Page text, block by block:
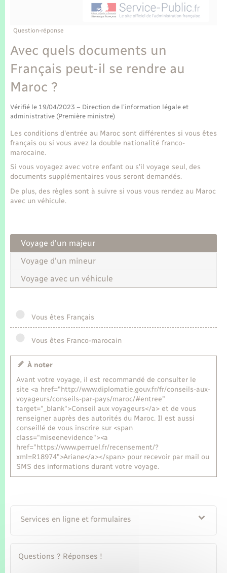
Etat-civil - Papiers - Citoyenneté
Mariage – PACS
Parrainage civil
Recensement
Logement - Urbanisme
Loisirs
Nouvel habitant
Numérique
Organisation d’événement
Sécurité - Prévention
Transports
Voirie et espace public
Travaux - Autorisation d’occupation de l’espace
Compétences
Plan interactif
Présentation de la commune
Publications
La Communauté de communes
Question-réponse
Avec quels documents un
Français peut-il se rendre au
Maroc ?
Vérifié le 19/04/2023 – Direction de l'information légale et
administrative (Première ministre)
Les conditions d'entrée au Maroc sont différentes si vous êtes
français ou si vous avez la double nationalité franco-
marocaine.
Si vous voyagez avec votre enfant ou s'il voyage seul, des
documents supplémentaires vous seront demandés.
De plus, des règles sont à suivre si vous vous rendez au Maroc
avec un véhicule.
Voyage d'un majeur
Voyage d'un mineur
Voyage avec un véhicule
Vous êtes Français
Vous êtes Franco-marocain
À noter
Avant votre voyage, il est recommandé de consulter le
site <a href="http://www.diplomatie.gouv.fr/fr/conseils-aux-
voyageurs/conseils-par-pays/maroc/#entree"
target="_blank">Conseil aux voyageurs</a> et de vous
renseigner auprès des autorités du Maroc. Il est aussi
conseillé de vous inscrire sur <span
class="miseenevidence"><a
href="https://www.perruel.fr/recensement/?
xml=R18974">Ariane</a></span> pour recevoir par mail ou
SMS des informations durant votre voyage.
Services en ligne et formulaires
Questions ? Réponses !